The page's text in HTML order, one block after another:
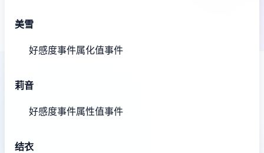
美雪
好感度事件属化值事件
莉音
好感度事件属性值事件
结衣